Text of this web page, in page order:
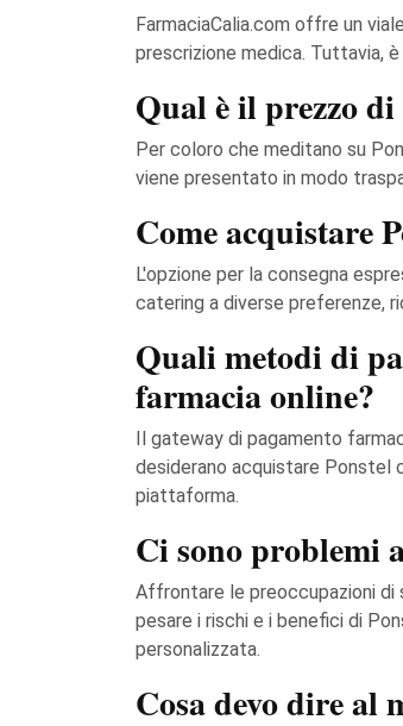
FarmaciaCalia.com offre un
prescrizione medica. Tuttavia,
Qual è il prezzo
Per coloro che meditano su
viene presentato in modo
Come acquistare
L'opzione per la consegna
catering a diverse preferenze,
Quali metodi di
farmacia online?
Il gateway di pagamento
desiderano acquistare Ponstel
piattaforma.
Ci sono problemi
Affrontare le preoccupazioni di
pesare i rischi e i benefici di
personalizzata.
Cosa devo dire al